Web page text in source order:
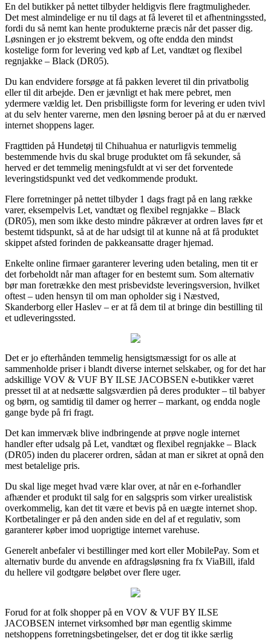
En del butikker på nettet tilbyder heldigvis flere fragtmuligheder.
Det mest almindelige er nu til dags at få leveret til et afhentningssted,
fordi du så nemt kan hente produkterne præcis når det passer dig.
Løsningen er jo ekstremt bekvem, og ofte endda den mindst
kostelige form for levering ved køb af Let, vandtæt og flexibel
regnjakke – Black (DR05).
Du kan endvidere forsøge at få pakken leveret til din privatbolig
eller til dit arbejde. Den er jævnligt et hak mere pebret, men
ydermere vældig let. Den prisbilligste form for levering er uden tvivl
at du selv henter varerne, men den løsning beroer på at du er nærved
internet shoppens lager.
Fragttiden på Hundetøj til Chihuahua er naturligvis temmelig
bestemmende hvis du skal bruge produktet om få sekunder, så
herved er det temmelig meningsfuldt at vi ser det forventede
leveringstidspunkt ved det vedkommende produkt.
Flere forretninger på nettet tilbyder 1 dags fragt på en lang række
varer, eksempelvis Let, vandtæt og flexibel regnjakke – Black
(DR05), men som ikke desto mindre påkræver at ordren laves før et
bestemt tidspunkt, så at de har udsigt til at kunne nå at få produktet
skippet afsted forinden de pakkeansatte drager hjemad.
Enkelte online firmaer garanterer levering uden betaling, men tit er
det forbeholdt når man aftager for en bestemt sum. Som alternativ
bør man foretrække den mest prisbevidste leveringsversion, hvilket
oftest – uden hensyn til om man opholder sig i Næstved,
Skanderborg eller Haslev – er at få dem til at bringe din bestilling til
et udleveringssted.
Det er jo efterhånden temmelig hensigtsmæssigt for os alle at
sammenholde priser i blandt diverse internet selskaber, og for det har
adskillige VOV & VUF BY ILSE JACOBSEN e-butikker været
presset til at at nedsætte salgsværdien på deres produkter – til babyer
og børn, og samtidig til damer og herrer – markant, og endda nogle
gange byde på fri fragt.
Det kan immervæk blive indbringende at prøve nogle internet
handler efter udsalg på Let, vandtæt og flexibel regnjakke – Black
(DR05) inden du placerer ordren, sådan at man er sikret at opnå den
mest betalelige pris.
Du skal lige meget hvad være klar over, at når en e-forhandler
afhænder et produkt til salg for en salgspris som virker urealistisk
overkommelig, kan det tit være et bevis på en uægte internet shop.
Kortbetalinger er på den anden side en del af et regulativ, som
garanterer køber imod uoprigtige internet varehuse.
Generelt anbefaler vi bestillinger med kort eller MobilePay. Som et
alternativ burde du anvende en afdragsløsning fra fx ViaBill, ifald
du hellere vil godtgøre beløbet over flere uger.
Forud for at folk shopper på en VOV & VUF BY ILSE
JACOBSEN internet virksomhed bør man egentlig skimme
netshoppens forretningsbetingelser, det er dog tit ikke særlig